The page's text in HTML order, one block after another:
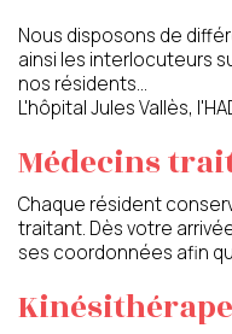
Nous disposons de
ainsi les interlocuteurs
nos résidents…
L'hôpital Jules Vallès,
Médecins
Chaque résident
traitant. Dès votre
ses coordonnées afin